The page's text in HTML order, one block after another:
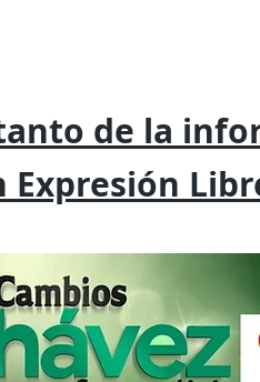
de la
Expresión